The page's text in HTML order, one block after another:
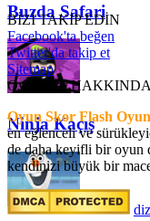
Buzda Safari
Ninja Kaçış
BİZİ TAKİP EDİN
Facebook'ta beğen
Twitter'da takip et
Sitemap
OyunSkor HAKKINDA
Oyun Skor Flash
en eğlenceli ve
de daha keyifli bir oyun
kendinizi büyük bir